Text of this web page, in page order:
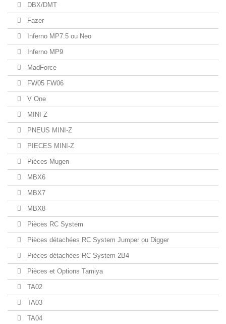
DBX/DMT
Fazer
Inferno MP7.5 ou Neo
Inferno MP9
MadForce
FW05 FW06
V One
MINI-Z
PNEUS MINI-Z
PIECES MINI-Z
Pièces Mugen
MBX6
MBX7
MBX8
Pièces RC System
Pièces détachées RC System Jumper ou Digger
Pièces détachées RC System 2B4
Pièces et Options Tamiya
TA02
TA03
TA04